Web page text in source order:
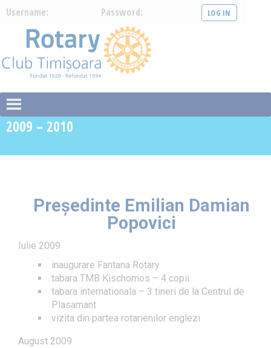
Username: Password:
2009 – 2010
Președinte Emilian Damian
Popovici
Iulie 2009
inaugurare Fantana Rotary
tabara TMB Kischomos – 4 copii
tabara internationala – 3 tineri de la Centrul de
Plasamant
vizita din partea rotarienilor englezi
August 2009